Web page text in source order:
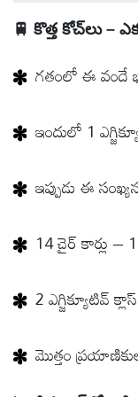
🚆 కొత్త కోచ్‌లు –
గతంలో ఈ వందే
ఇందులో 1
ఇప్పుడు ఈ
14 చైర్ కార్లు –
2 ఎగ్జిక్యూటివ్
మొత్తం